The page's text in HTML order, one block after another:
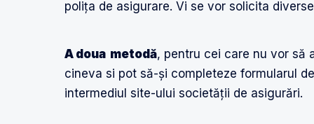
polița de asigurare. Vi se vor solicita
A doua metodă, pentru cei care nu vor să
cineva si pot să-și completeze formularul
intermediul site-ului societății de asigurări.